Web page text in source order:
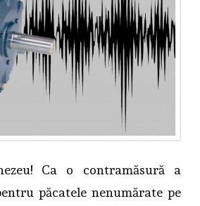
Ca o contramăsură a
păcatele nenumărate pe